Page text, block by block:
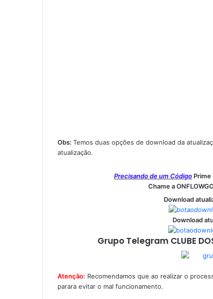
Obs: Temos duas opções de download da
atualização.
Precisando de um Código Prime
Chame a
Download
Download
Grupo Telegram CLUBE
Atenção: Recomendamos que ao realizar o
parara evitar o mal funcionamento.